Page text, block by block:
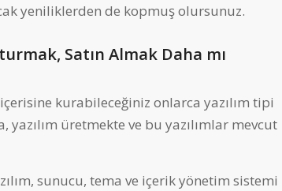
yeniliklerden de kopmuş olursunuz.
Satın Almak Daha mı
kurabileceğiniz onlarca yazılım tipi
üretmekte ve bu yazılımlar mevcut
sunucu, tema ve içerik yönetim sistemi